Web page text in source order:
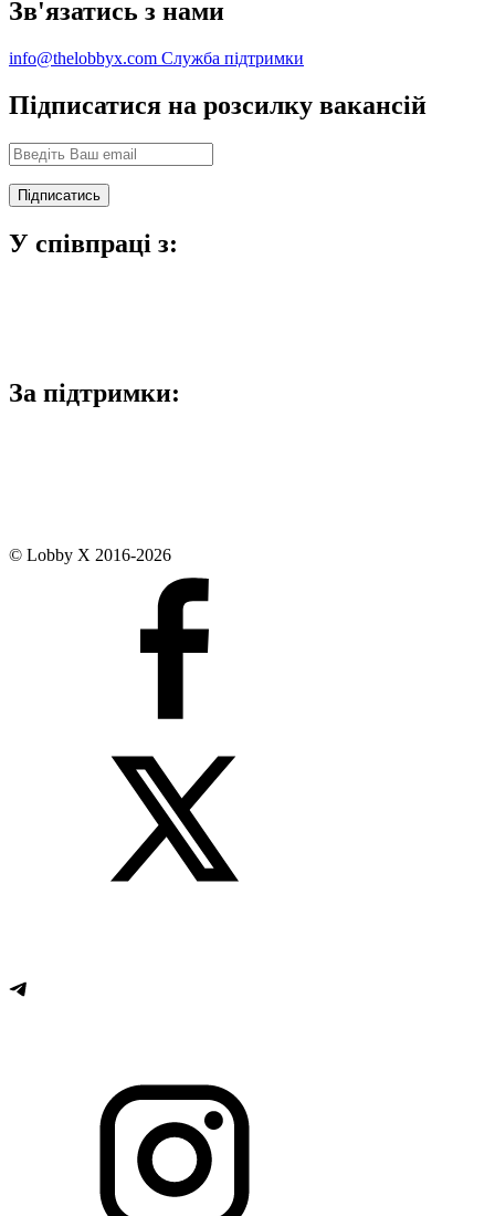
Зв'язатись з нами
info@thelobbyx.com Служба підтримки
Підписатися на розсилку вакансій
У співпраці з:
За підтримки:
© Lobby X 2016-2026